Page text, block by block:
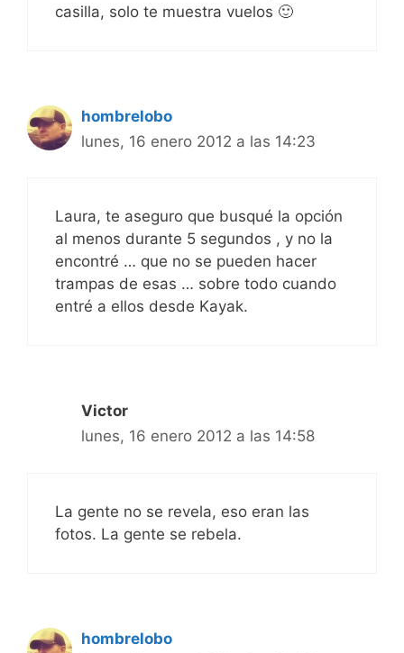
casilla, solo te muestra vuelos 🙂
hombrelobo
lunes, 16 enero 2012 a las 14:23
Laura, te aseguro que busqué la opción
al menos durante 5 segundos , y no la
encontré … que no se pueden hacer
trampas de esas … sobre todo cuando
entré a ellos desde Kayak.
Victor
lunes, 16 enero 2012 a las 14:58
La gente no se revela, eso eran las
fotos. La gente se rebela.
hombrelobo